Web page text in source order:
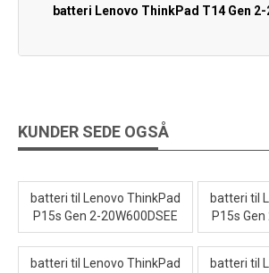
batteri Lenovo ThinkPad T14 Gen 2-
KUNDER SEDE OGSÅ
batteri til Lenovo ThinkPad
P15s Gen 2-20W600DSEE
batteri til
P15s
batteri til Lenovo ThinkPad
batteri til